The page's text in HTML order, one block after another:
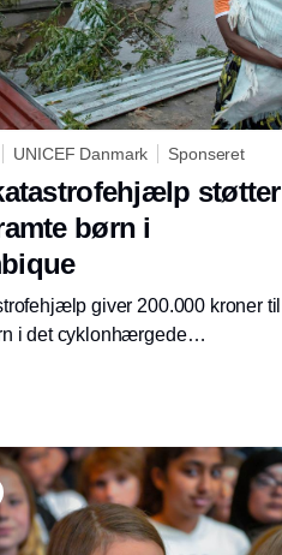
UNICEF Danmark Sponseret
støtter
børn i
giver 200.000 kroner til
i det cyklonhærgede